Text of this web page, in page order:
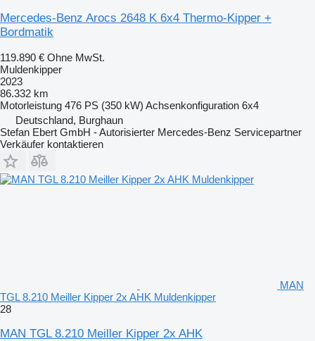
Mercedes-Benz Arocs 2648 K 6x4 Thermo-Kipper +
Bordmatik
119.890 € Ohne MwSt.
Muldenkipper
2023
86.332 km
Motorleistung 476 PS (350 kW) Achsenkonfiguration 6x4
Deutschland, Burghaun
Stefan Ebert GmbH - Autorisierter Mercedes-Benz Servicepartner
Verkäufer kontaktieren
MAN
TGL 8.210 Meiller Kipper 2x AHK Muldenkipper
28
MAN TGL 8.210 Meiller Kipper 2x AHK